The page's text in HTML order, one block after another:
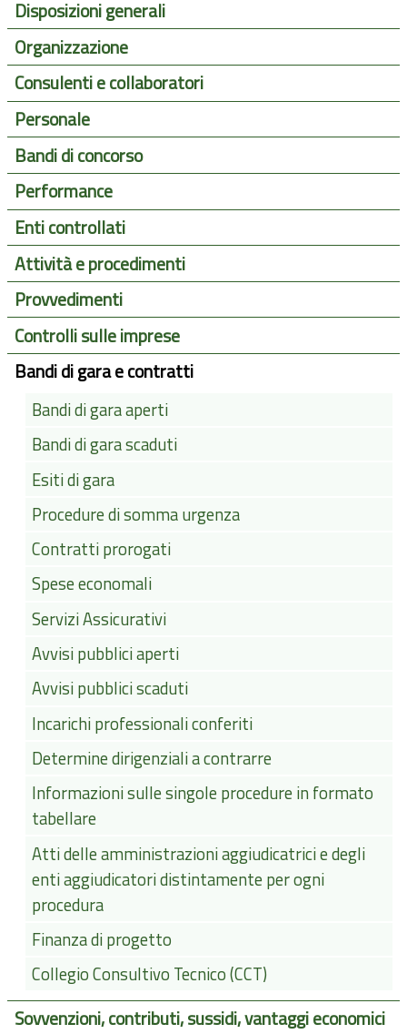
Disposizioni generali
Organizzazione
Consulenti e collaboratori
Personale
Bandi di concorso
Performance
Enti controllati
Attività e procedimenti
Provvedimenti
Controlli sulle imprese
Bandi di gara e contratti
Bandi di gara aperti
Bandi di gara scaduti
Esiti di gara
Procedure di somma urgenza
Contratti prorogati
Spese economali
Servizi Assicurativi
Avvisi pubblici aperti
Avvisi pubblici scaduti
Incarichi professionali conferiti
Determine dirigenziali a contrarre
Informazioni sulle singole procedure in formato
tabellare
Atti delle amministrazioni aggiudicatrici e degli
enti aggiudicatori distintamente per ogni
procedura
Finanza di progetto
Collegio Consultivo Tecnico (CCT)
Sovvenzioni, contributi, sussidi, vantaggi economici